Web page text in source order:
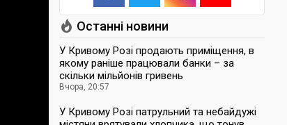
Останні новини
У Кривому Розі продають приміщення, в
якому раніше працювали банки – за
скільки мільйонів гривень
Вчора, 20:57
У Кривому Розі патрульний та небайдужі